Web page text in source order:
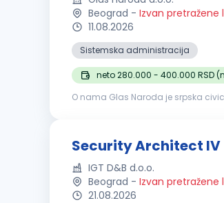
Beograd - Izvan pretražene
11.08.2026
Sistemska administracija
neto 280.000 - 400.000 RSD
O nama Glas Naroda je srpska
Security Architect IV
IGT D&B d.o.o.
Beograd - Izvan pretražene
21.08.2026